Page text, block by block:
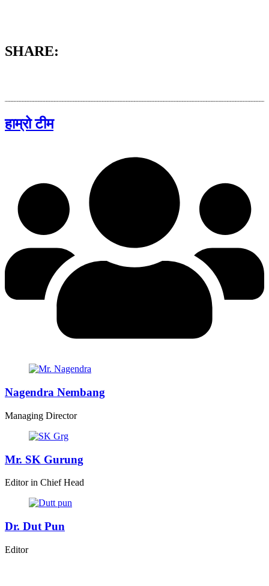
SHARE:
हाम्रो टीम
Nagendra Nembang
Managing Director
Mr. SK Gurung
Editor in Chief Head
Dr. Dut Pun
Editor